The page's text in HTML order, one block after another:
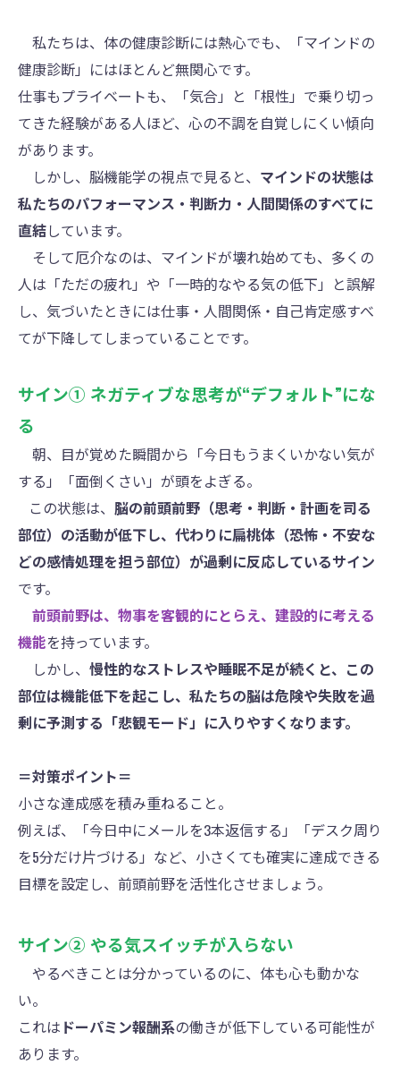
私たちは、体の健康診断には熱心でも、「マインドの
健康診断」にはほとんど無関心です。
仕事もプライベートも、「気合」と「根性」で乗り切っ
てきた経験がある人ほど、心の不調を自覚しにくい傾向
があります。
しかし、脳機能学の視点で見ると、 マインドの状態は
私たちのパフォーマンス・判断力・人間関係のすべてに
直結しています。
そして厄介なのは、マインドが壊れ始めても、多くの
人は「ただの疲れ」や「一時的なやる気の低下」と誤解
し、気づいたときには仕事・人間関係・自己肯定感すべ
てが下降してしまっていることです。
サイン① ネガティブな思考が“デフォルト”にな
る
朝、目が覚めた瞬間から「今日もうまくいかない気が
する」「面倒くさい」が頭をよぎる。
この状態は、 脳の前頭前野（思考・判断・計画を司る
部位）の活動が低下し、代わりに扁桃体（恐怖・不安な
どの感情処理を担う部位）が過剰に反応しているサイン
です。
前頭前野は、物事を客観的にとらえ、建設的に考える
機能を持っています。
しかし、 慢性的なストレスや睡眠不足が続くと、この
部位は機能低下を起こし、私たちの脳は危険や失敗を過
剰に予測する「悲観モード」に入りやすくなります。
＝対策ポイント＝
小さな達成感を積み重ねること。
例えば、「今日中にメールを3本返信する」「デスク周り
を5分だけ片づける」など、小さくても確実に達成できる
目標を設定し、前頭前野を活性化させましょう。
サイン② やる気スイッチが入らない
やるべきことは分かっているのに、体も心も動かな
い。
これは ドーパミン報酬系の働きが低下している可能性が
あります。